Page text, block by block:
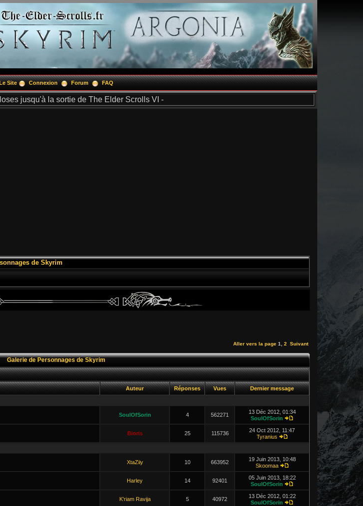
Site Connexion Forum FAQ
jusqu'à la sortie de The Elder Scrolls VI -
de Skyrim
Aller vers la page 1 2 Suivant
Galerie de Personnages de Skyrim
Auteur Réponses Vues Dernier message
SoulOfSorin 4 562271
13 Déc 2012, 01:34
SoulOfSorin
Bioris 25 115736
24 Oct 2012, 11:47
Tyranius
XtaZiiy 10 663952
19 Juin 2013, 10:48
Skoomaa
Harley 14 92401
05 Juin 2013, 18:22
SoulOfSorin
K'riam Ravija 5 40972
13 Déc 2012, 01:22
SoulOfSorin